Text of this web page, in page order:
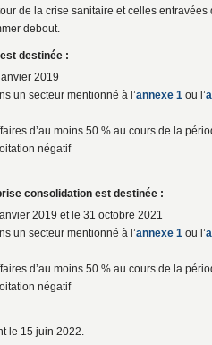
de la crise sanitaire et celles
debout.
destinée :
2019
un secteur mentionné à l’annexe 1 ou l’
d’au moins 50 % au cours de la
négatif
consolidation est destinée :
2019 et le 31 octobre 2021
un secteur mentionné à l’annexe 1 ou l’
d’au moins 50 % au cours de la
négatif
le 15 juin 2022.